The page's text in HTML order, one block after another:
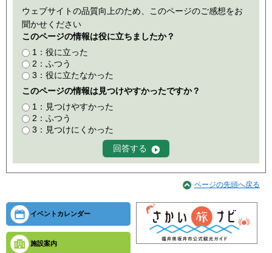
ウェブサイトの品質向上のため、このページのご感想をお
聞かせください
このページの情報は役に立ちましたか？
1：役に立った
2：ふつう
3：役に立たなかった
このページの情報は見つけやすかったですか？
1：見つけやすかった
2：ふつう
3：見つけにくかった
ページの先頭へ戻る
イベントカレンダー
施設案内